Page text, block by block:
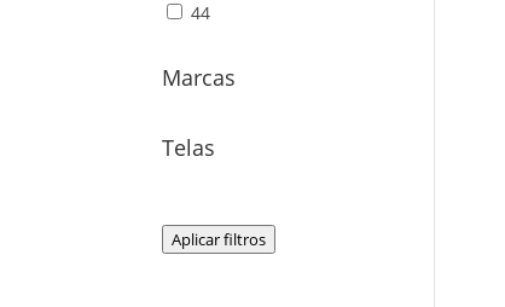
44
Marcas
Telas
Aplicar filtros